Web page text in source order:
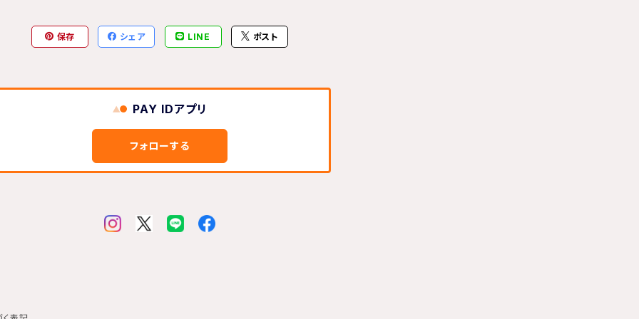
保存 シェア LINE ポスト
PAY IDアプリ
フォローする